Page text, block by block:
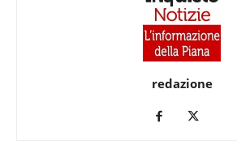
redazione